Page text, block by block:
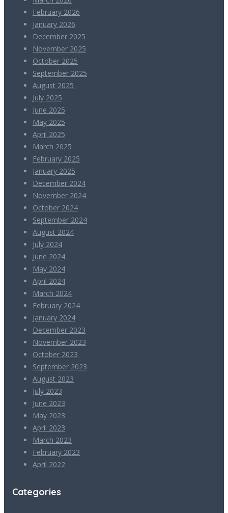
February 2026
January 2026
December 2025
November 2025
October 2025
September 2025
August 2025
July 2025
June 2025
May 2025
April 2025
March 2025
February 2025
January 2025
December 2024
November 2024
October 2024
September 2024
August 2024
July 2024
June 2024
May 2024
April 2024
March 2024
February 2024
January 2024
December 2023
November 2023
October 2023
September 2023
August 2023
July 2023
June 2023
May 2023
April 2023
March 2023
February 2023
April 2022
Categories